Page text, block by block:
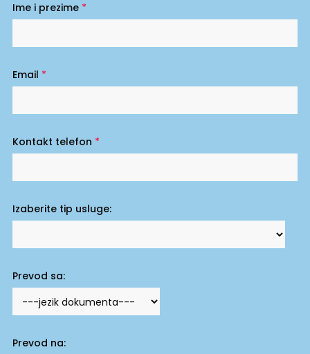
Ime i prezime *
Email *
Kontakt telefon *
Izaberite tip usluge:
Prevod sa:
Prevod na: